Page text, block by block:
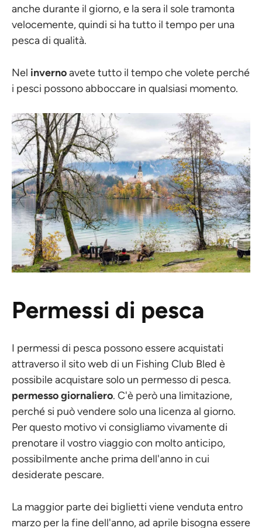
anche durante il giorno, e la sera il sole tramonta
velocemente, quindi si ha tutto il tempo per una
pesca di qualità.
Nel invernoavete tutto il tempo che volete perché
i pesci possono abboccare in qualsiasi momento.
Permessi di pesca
I permessi di pesca possono essere acquistati
attraverso il sito web di un Fishing Club Bled è
possibile acquistare solo un permesso di pesca.
permesso giornaliero. C'è però una limitazione,
perché si può vendere solo una licenza al giorno.
Per questo motivo vi consigliamo vivamente di
prenotare il vostro viaggio con molto anticipo,
possibilmente anche prima dell'anno in cui
desiderate pescare.
La maggior parte dei biglietti viene venduta entro
marzo per la fine dell'anno, ad aprile bisogna essere